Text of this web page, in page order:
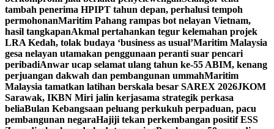
tambah penerima HPIPT tahun depan, perhalusi tempoh
permohonanMaritim Pahang rampas bot nelayan Vietnam,
hasil tangkapanAkmal pertahankan tegur kelemahan projek
LRA Kedah, tolak budaya ‘business as usual’Maritim Malaysia
gesa nelayan utamakan penggunaan peranti suar pencari
peribadiAnwar ucap selamat ulang tahun ke-55 ABIM, kenang
perjuangan dakwah dan pembangunan ummahMaritim
Malaysia tamatkan latihan berskala besar SAREX 2026JKOM
Sarawak, IKBN Miri jalin kerjasama strategik perkasa
beliaBulan Kebangsaan peluang perkukuh perpaduan, pacu
pembangunan negaraHajiji tekan perkembangan positif ESS